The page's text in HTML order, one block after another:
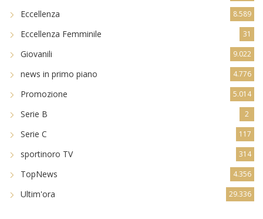
Eccellenza 8.589
Eccellenza Femminile 31
Giovanili 9.022
news in primo piano 4.776
Promozione 5.014
Serie B 2
Serie C 117
sportinoro TV 314
TopNews 4.356
Ultim'ora 29.336